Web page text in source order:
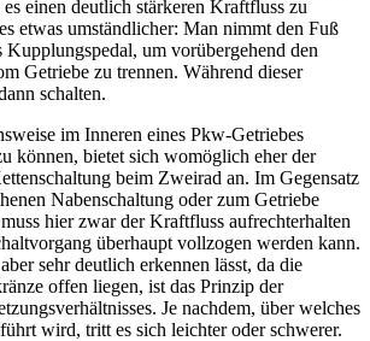
einen deutlich stärkeren Kraftfluss zu
etwas umständlicher: Man nimmt den Fuß
Kupplungspedal, um vorübergehend den
Getriebe zu trennen. Während dieser
schalten.
im Inneren eines Pkw-Getriebes
können, bietet sich womöglich eher der
beim Zweirad an. Im Gegensatz
Nabenschaltung oder zum Getriebe
hier zwar der Kraftfluss aufrechterhalten
überhaupt vollzogen werden kann.
sehr deutlich erkennen lässt, da die
offen liegen, ist das Prinzip der
Je nachdem, über welches
wird, tritt es sich leichter oder schwerer.